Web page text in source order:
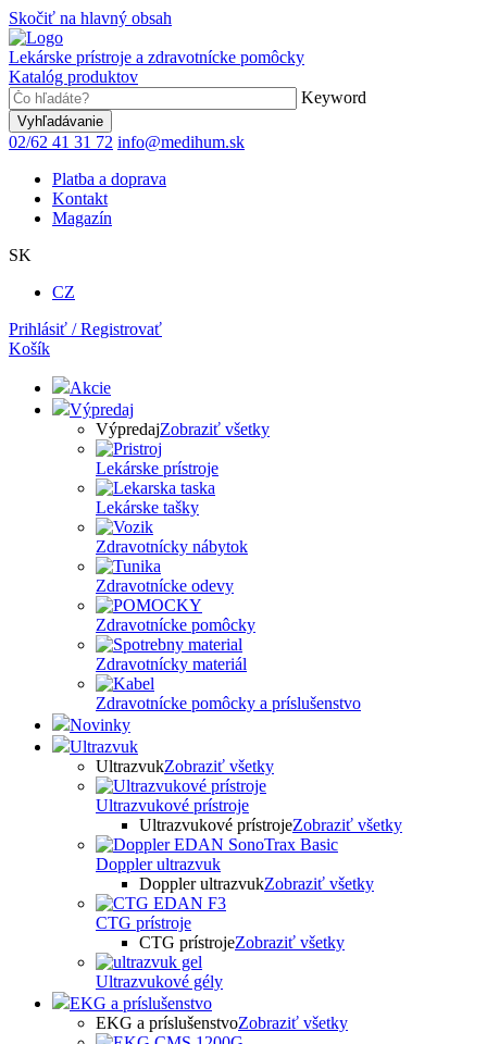
Skočiť na hlavný obsah
Lekárske prístroje a zdravotnícke pomôcky
Katalóg produktov
Keyword
02/62 41 31 72 info@medihum.sk
Platba a doprava
Kontakt
Magazín
SK
CZ
Prihlásiť / Registrovať
Košík
Akcie
Výpredaj
VýpredajZobraziť všetky
Lekárske prístroje
Lekárske tašky
Zdravotnícky nábytok
Zdravotnícke odevy
Zdravotnícke pomôcky
Zdravotnícky materiál
Zdravotnícke pomôcky a príslušenstvo
Novinky
Ultrazvuk
UltrazvukZobraziť všetky
Ultrazvukové prístroje
Ultrazvukové prístrojeZobraziť všetky
Doppler ultrazvuk
Doppler ultrazvukZobraziť všetky
CTG prístroje
CTG prístrojeZobraziť všetky
Ultrazvukové gély
EKG a príslušenstvo
EKG a príslušenstvoZobraziť všetky